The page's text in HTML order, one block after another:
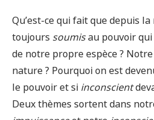
Qu’est-ce qui fait que depuis
toujours soumisau pouvoir
de notre propre espèce ?
nature ? Pourquoi on est
le pouvoir et si inconscient
Deux thèmes sortent dans